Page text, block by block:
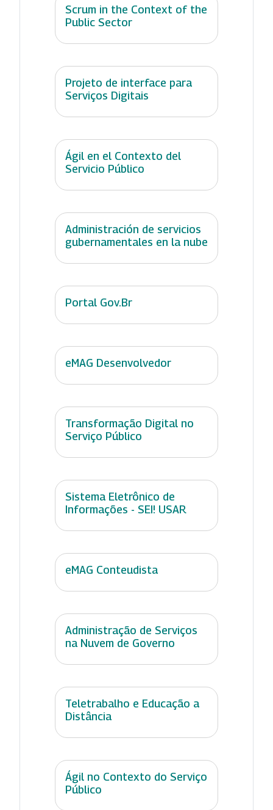
Scrum in the Context of the
Public Sector
Projeto de interface para
Serviços Digitais
Ágil en el Contexto del
Servicio Público
Administración de servicios
gubernamentales en la nube
Portal Gov.Br
eMAG Desenvolvedor
Transformação Digital no
Serviço Público
Sistema Eletrônico de
Informações - SEI! USAR
eMAG Conteudista
Administração de Serviços
na Nuvem de Governo
Teletrabalho e Educação a
Distância
Ágil no Contexto do Serviço
Público